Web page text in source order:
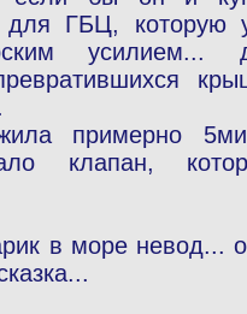
ГБЦ, которую
усилием...
примерно
клапан,
в море невод...